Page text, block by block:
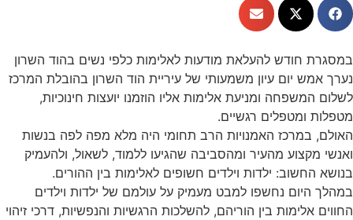
במסגרת חודש להעלאת מודעות לאלימות כלפי נשים בהוד השרון
נערך אמש יום עיון משמעותי של עיריית הוד השרון בהובלת המרכז
לשלום המשפחה ומניעת אלימות אליו הוזמנו יועצות חינוכיות,
מטפלות ומטפלים רגשיים.
האולם, במרכז האמנויות הרב תחומי היה מלא מפה לפה בנשות
ואנשי מקצוע מהעיר ומהסביבה שהגיעו ללמוד, לשאול, ולהעמיק
בנושא החשוב: ילדות וילדים חשופים לאלימות בין ההורים.
במהלך היום נחשפו למבט מעמיק על עולמם של ילדות וילדים
החווים אלימות בין הוריהם, להשלכות הרגשיות והנפשיות, דרכי זיהוי